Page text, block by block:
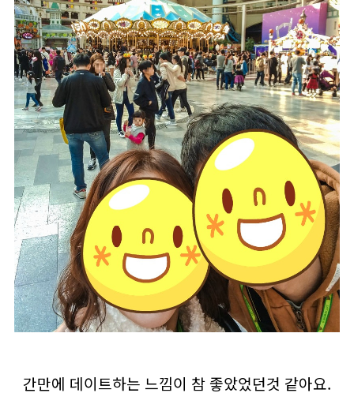
간만에 데이트하는 느낌이 참 좋았었던것 같아요.